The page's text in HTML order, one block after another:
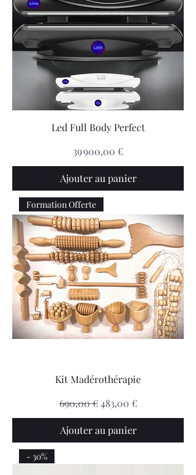
Led Full Body Perfect
Prix
39 900,00 €
Ajouter au panier
Formation Offerte
Kit Madérothérapie
Prix original
690,00 € Prix promotionnel
483,00 €
Ajouter au panier
- 30%